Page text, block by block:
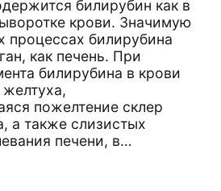
билирубин как в
крови. Значимую
процессах билирубина
как печень. При
билирубина в крови
пожелтение склер
а также слизистых
печени, в…